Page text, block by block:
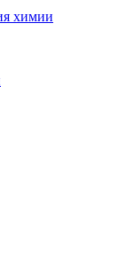
химии